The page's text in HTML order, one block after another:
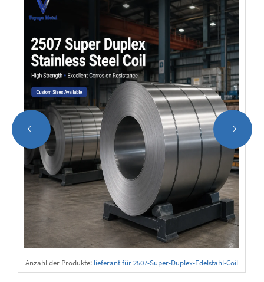
Anzahl der Produkte: lieferant für 2507-Super-Duplex-Edelstahl-Coil